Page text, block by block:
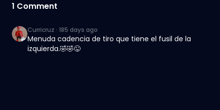
1 Comment
Curricruz · 185 days ago
Menuda cadencia de tiro que tiene el fusil de la
izquierda.🤣🤣😜